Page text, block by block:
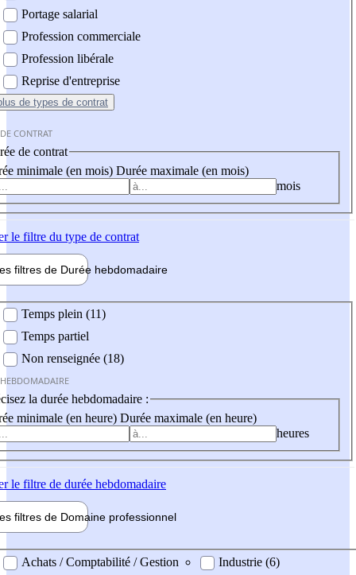
Portage salarial
Profession commerciale
Profession libérale
Reprise d'entreprise
de types de contrat
CONTRAT
de contrat
minimale (en mois) Durée maximale (en mois)
mois
le filtre du type de contrat
filtres de Durée hebdomadaire
Temps plein (11)
Temps partiel
Non renseignée (18)
la durée hebdomadaire :
minimale (en heure) Durée maximale (en heure)
heures
le filtre de durée hebdomadaire
filtres de Domaine professionnel
professionel
Achats / Comptabilité / Gestion
Industrie (6)